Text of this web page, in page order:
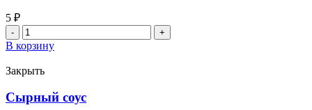
5 ₽
Количество
товара
Палочки
В корзину
Закрыть
Сырный соус